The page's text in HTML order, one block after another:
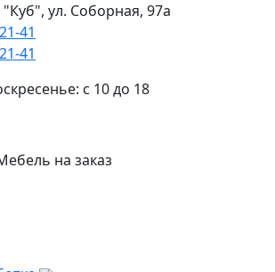
ул. Соборная, 97а
41
41
с 10 до 18
на заказ